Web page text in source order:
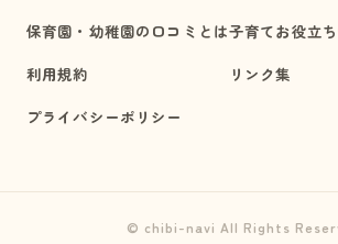
保育園・幼稚園の口コミとは
利用規約
プライバシーポリシー
子育てお役立
リンク集
© chibi-navi All Rights